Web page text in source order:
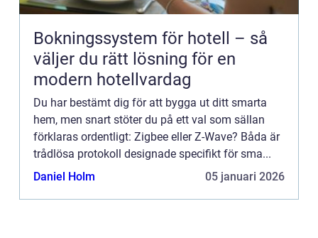
Bokningssystem för hotell – så
väljer du rätt lösning för en
modern hotellvardag
Du har bestämt dig för att bygga ut ditt smarta
hem, men snart stöter du på ett val som sällan
förklaras ordentligt: Zigbee eller Z-Wave? Båda är
trådlösa protokoll designade specifikt för sma...
Daniel Holm
05 januari 2026